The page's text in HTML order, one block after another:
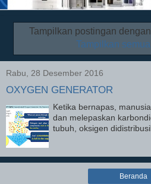
Tampilkan postingan dengan
Tampilkan
Rabu, 28 Desember 2016
OXYGEN GENERATOR
Ketika bernapas,
dan melepaskan
tubuh, oksigen
Beranda